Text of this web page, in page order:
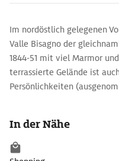
Im nordöstlich gelegenen
Valle Bisagno der
1844-51 mit viel Marmor
terrassierte Gelände ist
Persönlichkeiten
auch manchmal ein
der oft sehr realistisch
Jahren wurde die Kuppel
In der Nähe